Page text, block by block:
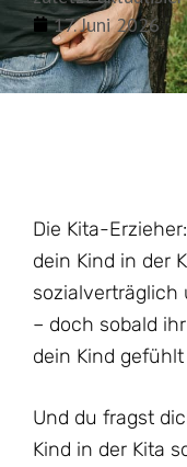
17. Juni 2026
Die Kita-
dein Kind in der
– doch sobald
dein Kind
Und du fragst
Kind in der Kita